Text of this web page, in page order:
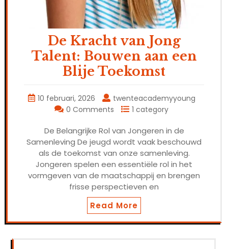
De Kracht van Jong
Talent: Bouwen aan een
Blije Toekomst
10 februari, 2026
twenteacademyyoung
0 Comments
1 category
De Belangrijke Rol van Jongeren in de
Samenleving De jeugd wordt vaak beschouwd
als de toekomst van onze samenleving.
Jongeren spelen een essentiële rol in het
vormgeven van de maatschappij en brengen
frisse perspectieven en
Read More